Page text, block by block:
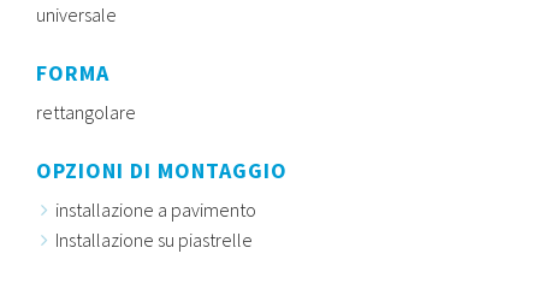
universale
FORMA
rettangolare
OPZIONI DI MONTAGGIO
installazione a pavimento
Installazione su piastrelle